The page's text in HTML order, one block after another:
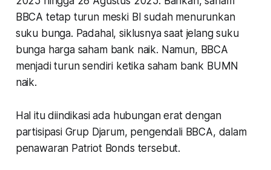
BBCA tetap turun meski BI sudah menurunkan
suku bunga. Padahal, siklusnya saat jelang suku
bunga harga saham bank naik. Namun, BBCA
menjadi turun sendiri ketika saham bank BUMN
naik.
Hal itu diindikasi ada hubungan erat dengan
partisipasi Grup Djarum, pengendali BBCA, dalam
penawaran Patriot Bonds tersebut.